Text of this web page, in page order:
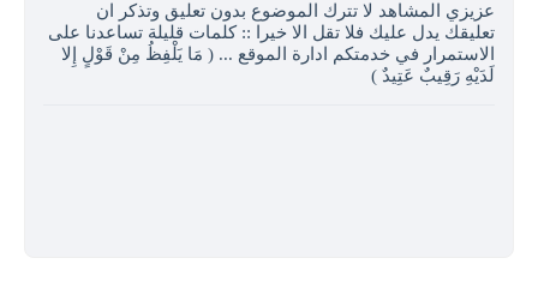
عزيزي المشاهد لا تترك الموضوع بدون تعليق وتذكر ان
تعليقك يدل عليك فلا تقل الا خيرا :: كلمات قليلة تساعدنا على
الاستمرار في خدمتكم ادارة الموقع ... ( مَا يَلْفِظُ مِنْ قَوْلٍ إِلا
لَدَيْهِ رَقِيبٌ عَتِيدٌ )